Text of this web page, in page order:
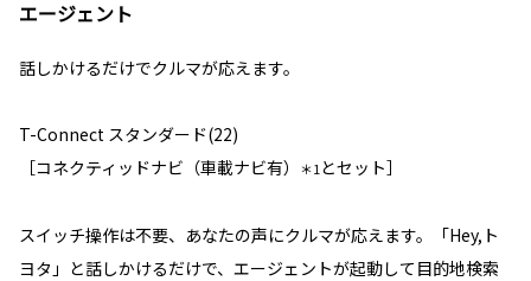
エージェント
話しかけるだけでクルマが応えます。
T-Connect スタンダード(22)
［コネクティッドナビ（車載ナビ有）
＊1 とセット］
スイッチ操作は不要、あなたの声にクルマが応えます。「Hey,ト
ヨタ」と話しかけるだけで、エージェントが起動して目的地検索